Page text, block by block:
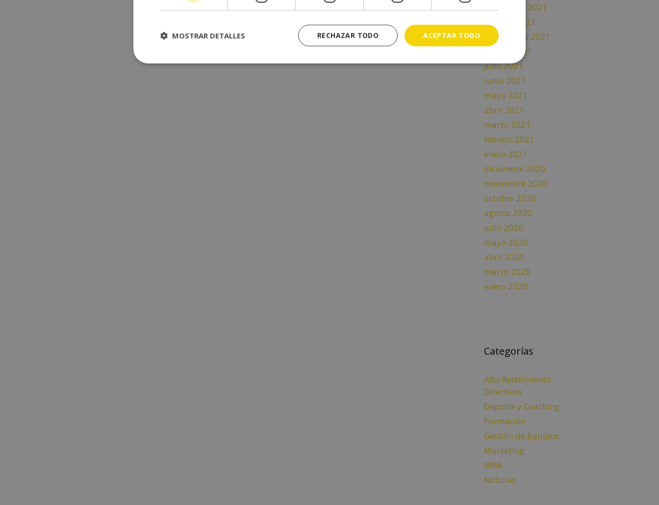
noviembre 2021
octubre 2021
septiembre 2021
agosto 2021
julio 2021
junio 2021
mayo 2021
abril 2021
marzo 2021
febrero 2021
enero 2021
diciembre 2020
noviembre 2020
octubre 2020
agosto 2020
julio 2020
mayo 2020
abril 2020
marzo 2020
enero 2020
Categorías
Alto Rendimiento
Directivos
Deporte y Coaching
Formación
Gestión de Equipos
Marketing
MBA
Noticias
ACEPTAR TODO
RECHAZAR TODO
MOSTRAR DETALLES